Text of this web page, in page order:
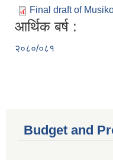
Final draft of
आर्थिक बर्ष :
२०८०/०८१
Budget and